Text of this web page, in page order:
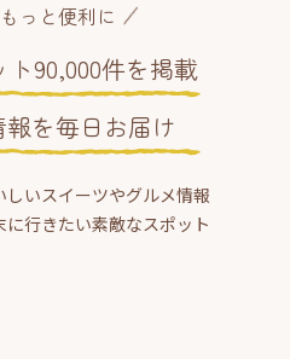
っと便利に
90,000件を掲載
を毎日お届け
いスイーツやグルメ情報
行きたい素敵なスポット